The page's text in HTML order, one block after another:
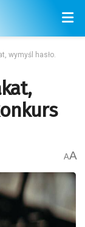
wymyśl hasło.
AA